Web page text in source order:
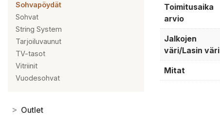
Sohvapöydät
Sohvat
String System
Tarjoiluvaunut
TV-tasot
Vitriinit
Vuodesohvat
> Outlet
Toimitusaika
arvio
Jalkojen
väri/Lasin väri
Mitat